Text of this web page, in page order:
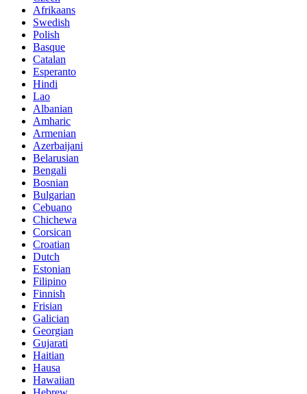
Afrikaans
Swedish
Polish
Basque
Catalan
Esperanto
Hindi
Lao
Albanian
Amharic
Armenian
Azerbaijani
Belarusian
Bengali
Bosnian
Bulgarian
Cebuano
Chichewa
Corsican
Croatian
Dutch
Estonian
Filipino
Finnish
Frisian
Galician
Georgian
Gujarati
Haitian
Hausa
Hawaiian